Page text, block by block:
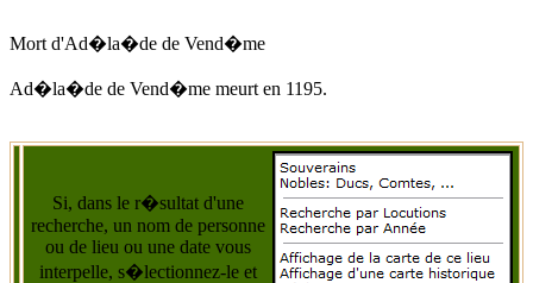
Mort d'Ad�la�de de Vend�me
Ad�la�de de Vend�me meurt en 1195.
Si, dans le r�sultat d'une
recherche, un nom de personne
ou de lieu ou une date vous
interpelle, s�lectionnez-le et